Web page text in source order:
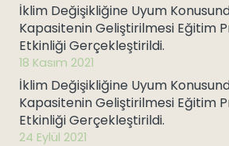
İklim Değişikliğine Uyum
Kapasitenin Geliştirilmesi Eğitim
Etkinliği Gerçekleştirildi.
18 Kasım 2021
İklim Değişikliğine Uyum
Kapasitenin Geliştirilmesi Eğitim
Etkinliği Gerçekleştirildi.
24 Eylül 2021